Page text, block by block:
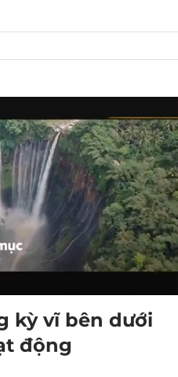
kỳ vĩ bên dưới
động